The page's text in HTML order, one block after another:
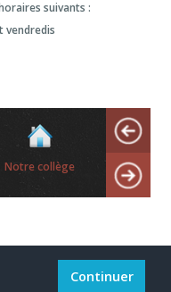
Continuer
suivants :
vendredis
Notre collège Les